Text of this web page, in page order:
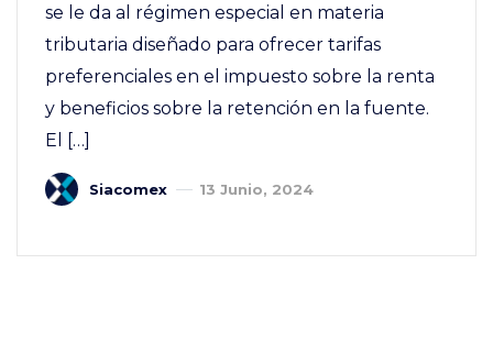
se le da al régimen especial en materia
tributaria diseñado para ofrecer tarifas
preferenciales en el impuesto sobre la renta
y beneficios sobre la retención en la fuente.
El […]
Siacomex 13 Junio, 2024